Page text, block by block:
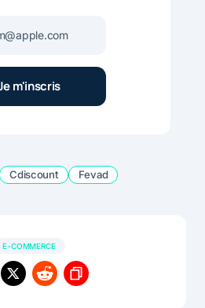
Cdiscount Fevad
E-COMMERCE